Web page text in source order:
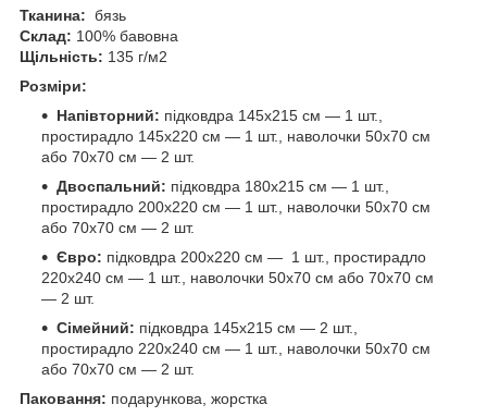
Тканина: бязь
Склад: 100% бавовна
Щільність: 135 г/м2
Розміри:
Напівторний: підковдра 145х215 см — 1 шт.,
простирадло 145х220 см — 1 шт., наволочки 50х70 см
або 70х70 см — 2 шт.
Двоспальний: підковдра 180х215 см — 1 шт.,
простирадло 200х220 см — 1 шт., наволочки 50х70 см
або 70х70 см — 2 шт.
Євро: підковдра 200х220 см — 1 шт., простирадло
220х240 см — 1 шт., наволочки 50х70 см або 70х70 см
— 2 шт.
Сімейний: підковдра 145х215 см — 2 шт.,
простирадло 220х240 см — 1 шт., наволочки 50х70 см
або 70х70 см — 2 шт.
Паковання: подарункова, жорстка